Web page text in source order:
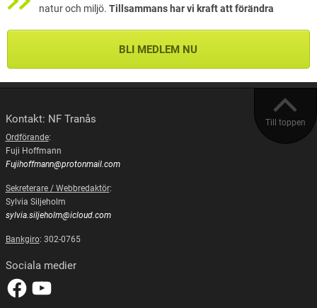
natur och miljö. Tillsammans har vi kraft att förändra
BLI MEDLEM NU
Till toppen
Kontakt: NF Tranås
Ordförande:
Fuji Hoffmann
Fujihoffmann@protonmail.com
Sekreterare / Webbredaktör:
Sylvia Siljeholm
sylvia.siljeholm@icloud.com
Bankgiro: 302-0765
Sociala medier